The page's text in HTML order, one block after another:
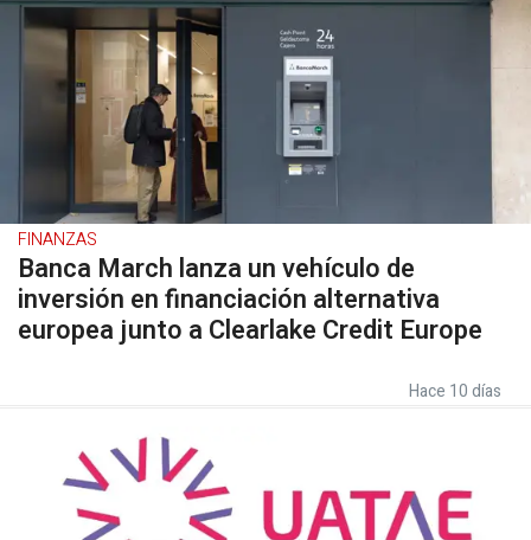
FINANZAS
Banca March lanza un vehículo de
inversión en financiación alternativa
europea junto a Clearlake Credit Europe
Hace 10 días